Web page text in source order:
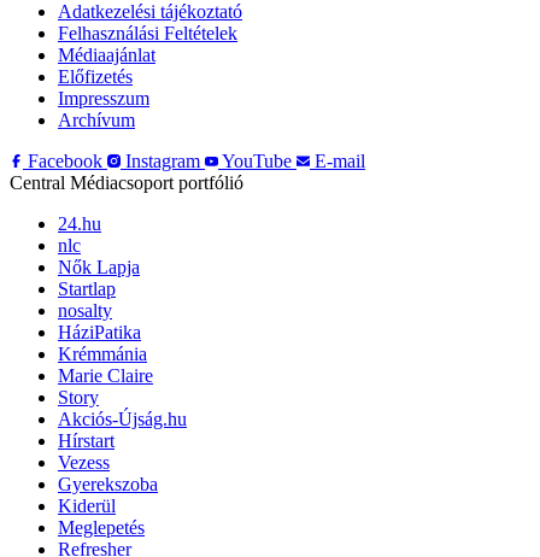
Adatkezelési tájékoztató
Felhasználási Feltételek
Médiaajánlat
Előfizetés
Impresszum
Archívum
Facebook
Instagram YouTube
E-mail
Central Médiacsoport portfólió
24.hu
nlc
Nők Lapja
Startlap
nosalty
HáziPatika
Krémmánia
Marie Claire
Story
Akciós-Újság.hu
Hírstart
Vezess
Gyerekszoba
Kiderül
Meglepetés
Refresher